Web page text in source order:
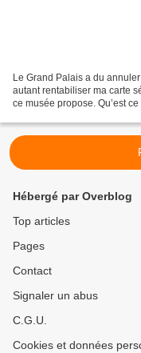
Le Grand Palais a du
autant rentabiliser ma carte
ce musée propose. Qu’est
Hébergé par Overblog
Top articles
Pages
Contact
Signaler un abus
C.G.U.
Cookies et données